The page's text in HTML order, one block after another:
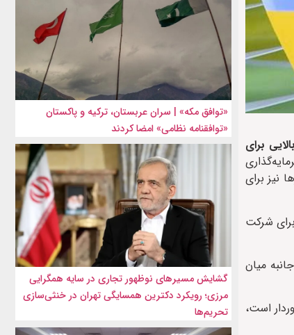
برای
نیز برای
شرکت
میان
است،
«توافق مکه» | سران عربستان، ترکیه و پاکستان
«توافقنامه نظامی» امضا کردند
گشایش مسیرهای نوظهور تجاری در سایه همگرایی
مرزی؛ رویکرد دکترین همسایگی تهران در خنثی‌سازی
تحریم‌ها